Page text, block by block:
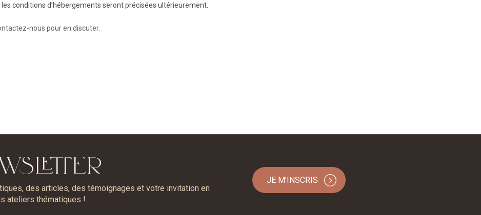
conditions d’hébergements seront précisées ultérieurement.
nous pour en discuter.
des articles, des témoignages et votre invitation en
ateliers thématiques !
JE M'INSCRIS